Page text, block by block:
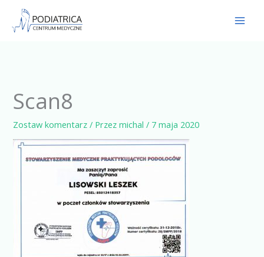
Przejdź
Scan8
Zostaw komentarz / Przezmichal/ 7 maja 2020